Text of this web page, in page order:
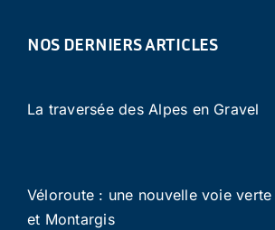
NOS DERNIERS ARTICLES
La traversée des Alpes en Gravel
Véloroute : une nouvelle voie
et Montargis